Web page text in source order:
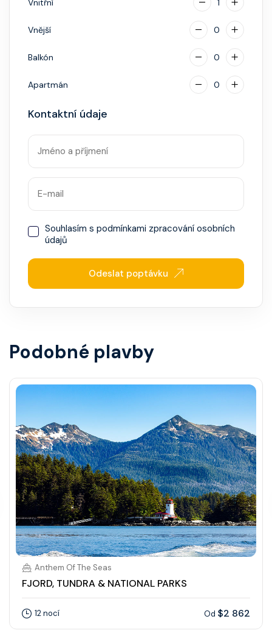
Vnitřní 1
Vnější 0
Balkón 0
Apartmán 0
Kontaktní údaje
Souhlasím s podmínkami zpracování osobních
údajů
Odeslat poptávku
Podobné plavby
Anthem Of The Seas
FJORD, TUNDRA & NATIONAL PARKS
12 nocí Od $2 862